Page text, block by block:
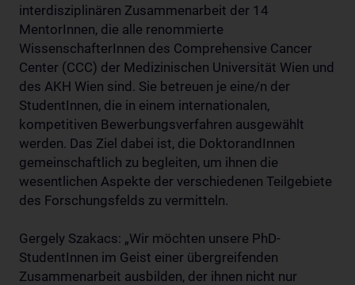
interdisziplinären Zusammenarbeit der 14
MentorInnen, die alle renommierte
WissenschafterInnen des Comprehensive Cancer
Center (CCC) der Medizinischen Universität Wien und
des AKH Wien sind. Sie betreuen je eine/n der
StudentInnen, die in einem internationalen,
kompetitiven Bewerbungsverfahren ausgewählt
werden. Das Ziel dabei ist, die DoktorandInnen
gemeinschaftlich zu begleiten, um ihnen die
wesentlichen Aspekte der verschiedenen Teilgebiete
des Forschungsfelds zu vermitteln.
Gergely Szakacs: „Wir möchten unsere PhD-
StudentInnen im Geist einer übergreifenden
Zusammenarbeit ausbilden, der ihnen nicht nur